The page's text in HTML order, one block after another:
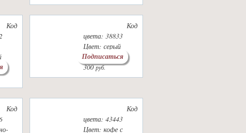
Код
Код
цвета: 38833
Цвет: серый
стальной
300руб.
Подписаться
Код
Код
цвета: 43443
Цвет: кофе с